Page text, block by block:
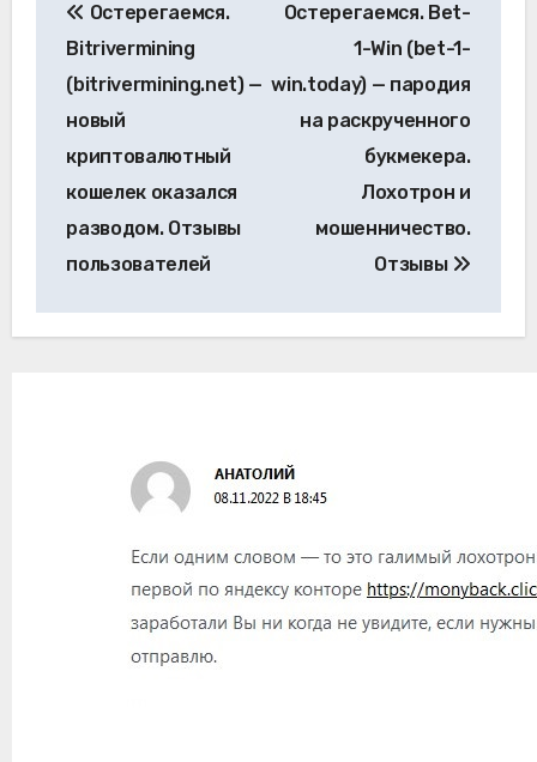
по
записям
Остерегаемся.
Bitrivermining
(bitrivermining.net) —
новый
криптовалютный
кошелек оказался
разводом. Отзывы
пользователей
Остерегаемся. Bet-
1-Win (bet-1-
win.today) — пародия
на раскрученного
букмекера.
Лохотрон и
мошенничество.
Отзывы